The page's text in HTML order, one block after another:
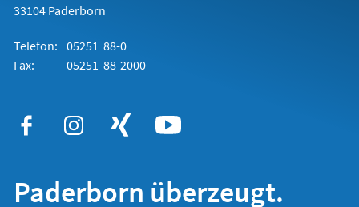
33104 Paderborn
Telefon: 05251 88-0
Fax:
05251 88-2000
Paderborn überzeugt.